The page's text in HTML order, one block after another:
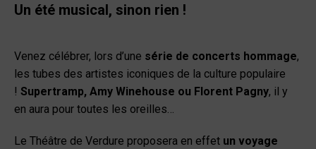
Un été musical, sinon rien !
Venez célébrer, lors d’une série de concerts hommage,
les tubes des artistes iconiques de la culture populaire
! Supertramp, Amy Winehouse ou Florent Pagny, il y
en aura pour toutes les oreilles…
Le Théâtre de Verdure proposera en effet un voyage